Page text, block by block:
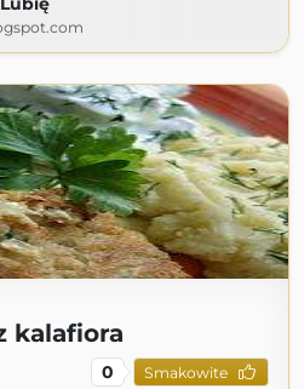
kalafiora
0 Smakowite